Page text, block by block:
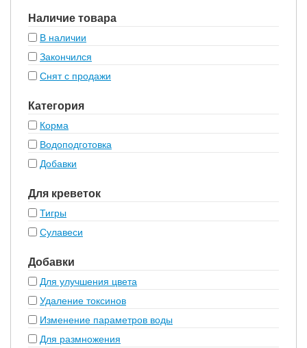
Наличие товара
В наличии
Закончился
Снят с продажи
Категория
Корма
Водоподготовка
Добавки
Для креветок
Тигры
Сулавеси
Добавки
Для улучшения цвета
Удаление токсинов
Изменение параметров воды
Для размножения